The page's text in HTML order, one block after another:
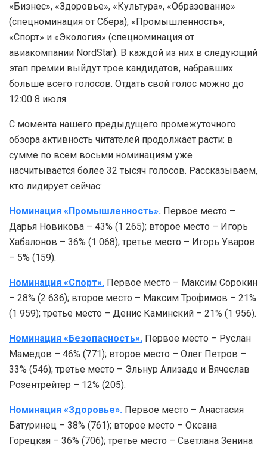
«Бизнес», «Здоровье», «Культура», «Образование»
(спецноминация от Сбера), «Промышленность»,
«Спорт» и «Экология» (спецноминация от
авиакомпании NordStar). В каждой из них в следующий
этап премии выйдут трое кандидатов, набравших
больше всего голосов. Отдать свой голос можно до
12:00 8 июля.
С момента нашего предыдущего промежуточного
обзора активность читателей продолжает расти: в
сумме по всем восьми номинациям уже
насчитывается более 32 тысяч голосов. Рассказываем,
кто лидирует сейчас:
Номинация «Промышленность». Первое место –
Дарья Новикова – 43% (1 265); второе место – Игорь
Хабалонов – 36% (1 068); третье место – Игорь Уваров
– 5% (159).
Номинация «Спорт». Первое место – Максим Сорокин
– 28% (2 636); второе место – Максим Трофимов – 21%
(1 959); третье место – Денис Каминский – 21% (1 956).
Номинация «Безопасность». Первое место – Руслан
Мамедов – 46% (771); второе место – Олег Петров –
33% (546); третье место – Эльнур Ализаде и Вячеслав
Розентрейтер – 12% (205).
Номинация «Здоровье». Первое место – Анастасия
Батуринец – 38% (761); второе место – Оксана
Горецкая – 36% (706); третье место – Светлана Зенина